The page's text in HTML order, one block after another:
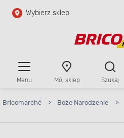
Przejdź do głównej zawartości
Wybierz sklep
Menu Mój sklep Szukaj
Bricomarché > Boże Narodzenie >